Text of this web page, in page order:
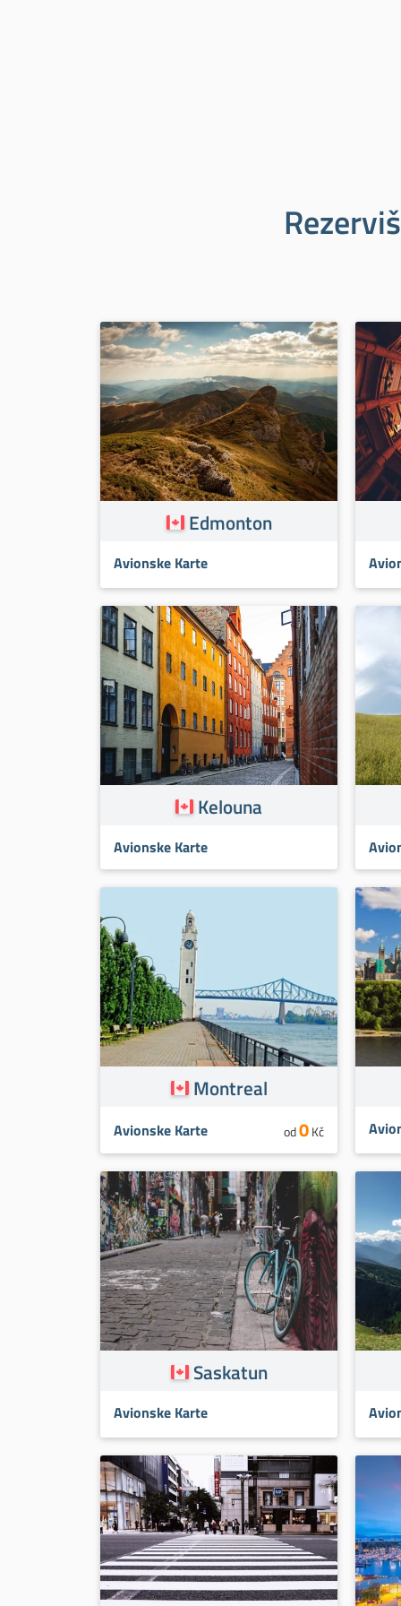
Edmonton
Avionske Karte
Kelouna
Avionske Karte
Montreal
Avionske Karte od0Kč
Saskatun
Avionske Karte